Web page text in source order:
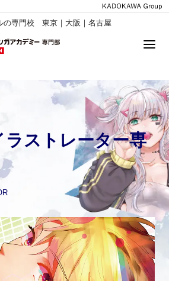
の専門校 東京｜大阪｜名古屋
ラストレーター専